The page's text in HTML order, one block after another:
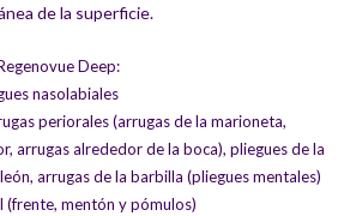
de la superficie.
Deep:
nasolabiales
periorales (arrugas de la marioneta,
arrugas alrededor de la boca), pliegues de la
arrugas de la barbilla (pliegues mentales)
(frente, mentón y pómulos)